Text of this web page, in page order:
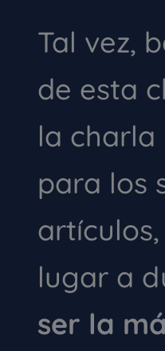
Tal vez,
de esta
la charla
para los
lugar a
ser la